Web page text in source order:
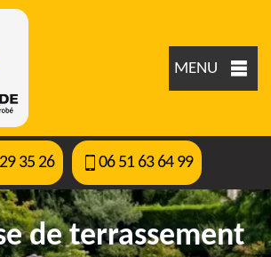
MENU
35 26 06 51 63 64 99
de terrassement